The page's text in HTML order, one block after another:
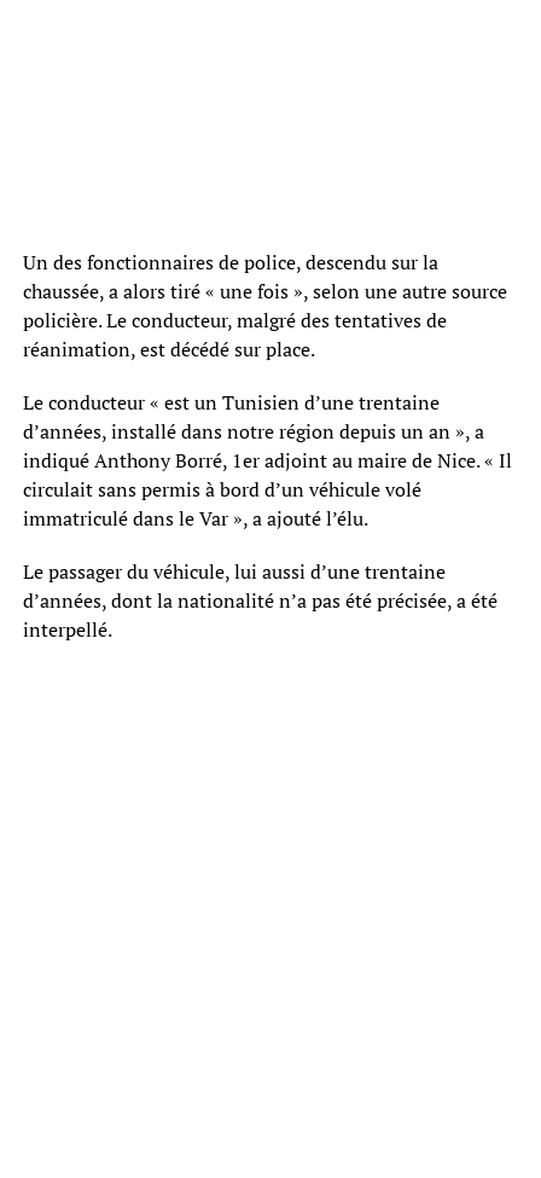
Un des fonctionnaires de police, descendu sur la
chaussée, a alors tiré « une fois », selon une autre source
policière. Le conducteur, malgré des tentatives de
réanimation, est décédé sur place.
Le conducteur « est un Tunisien d’une trentaine
d’années, installé dans notre région depuis un an », a
indiqué Anthony Borré, 1er adjoint au maire de Nice. « Il
circulait sans permis à bord d’un véhicule volé
immatriculé dans le Var », a ajouté l’élu.
Le passager du véhicule, lui aussi d’une trentaine
d’années, dont la nationalité n’a pas été précisée, a été
interpellé.